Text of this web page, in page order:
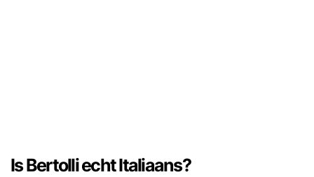
Is Bertolli echt Italiaans?